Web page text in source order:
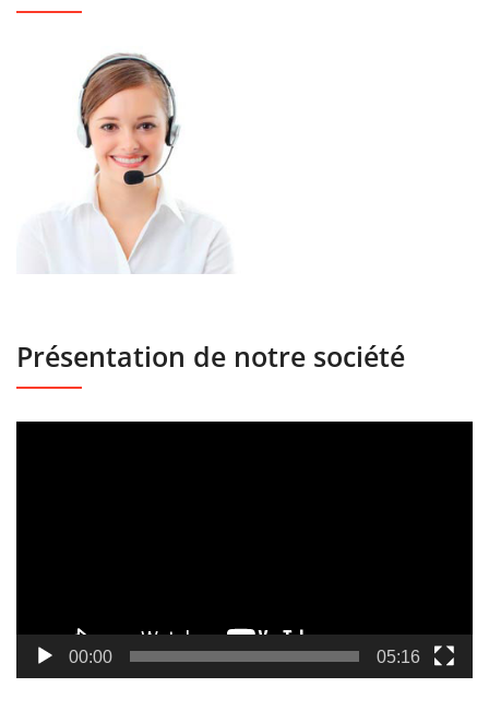
Présentation de notre société
00:00 05:16